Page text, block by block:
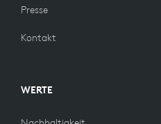
Presse
Kontakt
WERTE